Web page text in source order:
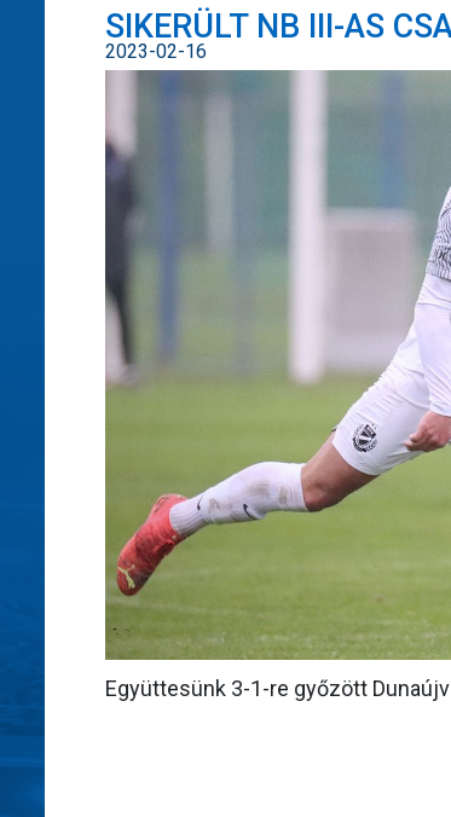
SIKERÜLT NB III-AS
2023-02-16
Együttesünk 3-1-re győzött